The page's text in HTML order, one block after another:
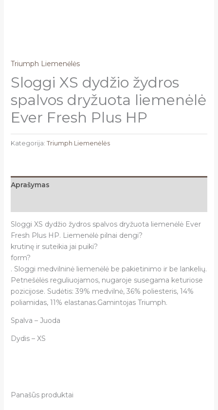
Triumph Liemenėlės
Sloggi XS dydžio žydros
spalvos dryžuota liemenėlė
Ever Fresh Plus HP
Kategorija: Triumph Liemenėlės
Aprašymas
Sloggi XS dydžio žydros spalvos dryžuota liemenėlė Ever
Fresh Plus HP. Liemenėlė pilnai dengi?
krutinę ir suteikia jai puiki?
form?
. Sloggi medvilninė liemenėlė be pakietinimo ir be lankelių.
Petnešėlės reguliuojamos, nugaroje susegama keturiose
pozicijose. Sudėtis: 39% medvilnė, 36% poliesteris, 14%
poliamidas, 11% elastanas.Gamintojas Triumph.
Spalva – Juoda
Dydis – XS
Panašūs produktai